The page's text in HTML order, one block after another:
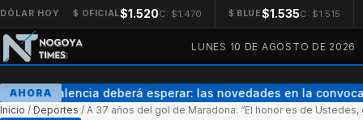
DÓLAR HOY $ OFICIAL$1.520C: $1.470 $ BLUE$1.535C: $1.515
LUNES 10 DE AGOSTO DE 2026
AHORA
Enner Valencia deberá esperar: las novedades en la
Inicio / Deportes / A 37 años del gol de Maradona: “El honor es de